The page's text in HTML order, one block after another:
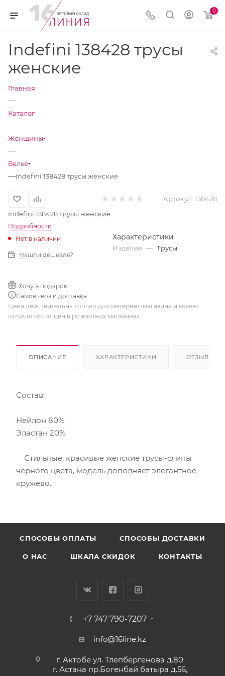
0
Indefini 138428 трусы
женские
Главная
—
Каталог
—
Женщины
—
Бельё
—Indefini 138428 трусы женские
Артикул: 138428
Indefini 138428 трусы женские
Подробности
Нет в наличии
Нашли дешевле?
Хочу в подарок
Самовывоз и доставка
Характеристики
Изделие — Трусы
Цена действительна только для интернет-магазина и может
отличаться от цен в розничных магазинах
ОПИСАНИЕ ХАРАКТЕРИСТИКИ ОТЗЫВЫ
Состав:
Нейлон 80%
Эластан 20%
Стильные, красивые женские трусы-слипы
черного цвета, модель дополняет элегантное
кружево.
CПОСОБЫ ОПЛАТЫ СПОСОБЫ ДОСТАВКИ
О НАС ШКАЛА СКИДОК КОНТАКТЫ
+7 747 790-7207
info@16line.kz
г. Актобе ул. Тлепбергенова д.80
г. Астана пр.Богенбай батыра д.56,